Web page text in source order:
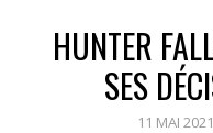
HUNTER
SES
11 MAI 2021